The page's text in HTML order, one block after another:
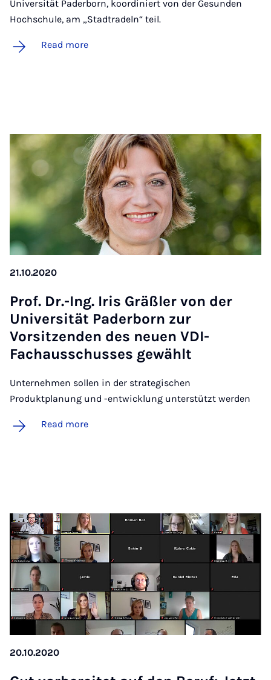
Universität Paderborn, koordiniert von der Gesunden
Hochschule, am „Stadtradeln“ teil.
Read more
21.10.2020
Prof. Dr.-Ing. Iris Gräßler von der
Uni­versität Pader­born zur
Vorsitzenden des neuen VDI-
Fachausschusses gewählt
Unternehmen sollen in der strategischen
Produktplanung und -entwicklung unterstützt werden
Read more
20.10.2020